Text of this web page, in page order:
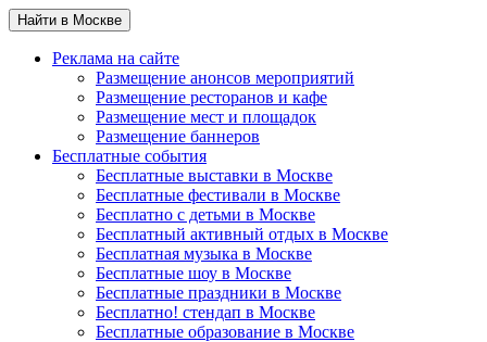
Найти в Москве
Реклама на сайте
Размещение анонсов мероприятий
Размещение ресторанов и кафе
Размещение мест и площадок
Размещение баннеров
Бесплатные события
Бесплатные выставки в Москве
Бесплатные фестивали в Москве
Бесплатно с детьми в Москве
Бесплатный активный отдых в Москве
Бесплатная музыка в Москве
Бесплатные шоу в Москве
Бесплатные праздники в Москве
Бесплатно! стендап в Москве
Бесплатные образование в Москве